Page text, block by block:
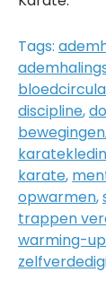
Tags:
discipline,
bewegingen
karate,
opwarmen,
trappen
warming-up